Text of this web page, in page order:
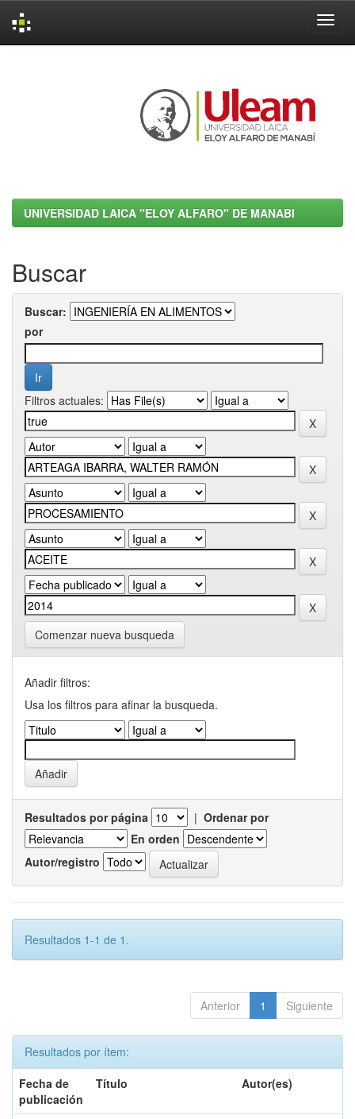
UNIVERSIDAD LAICA "ELOY ALFARO" DE MANABI
Buscar
Buscar:
por
Filtros actuales:
Comenzar nueva busqueda
Añadir filtros:
Usa los filtros para afinar la busqueda.
Resultados por página | Ordenar por
En orden
Autor/registro
Resultados 1-1 de 1.
Anterior 1 Siguiente
Resultados por ítem:
Fecha de
publicación
Título Autor(es)